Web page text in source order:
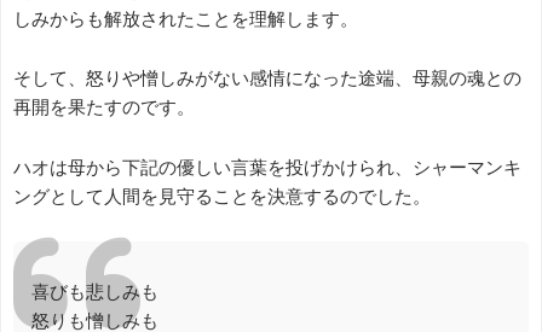
しみからも解放されたことを理解します。
そして、怒りや憎しみがない感情になった途端、母親の魂との
再開を果たすのです。
ハオは母から下記の優しい言葉を投げかけられ、シャーマンキ
ングとして人間を見守ることを決意するのでした。
喜びも悲しみも
怒りも憎しみも